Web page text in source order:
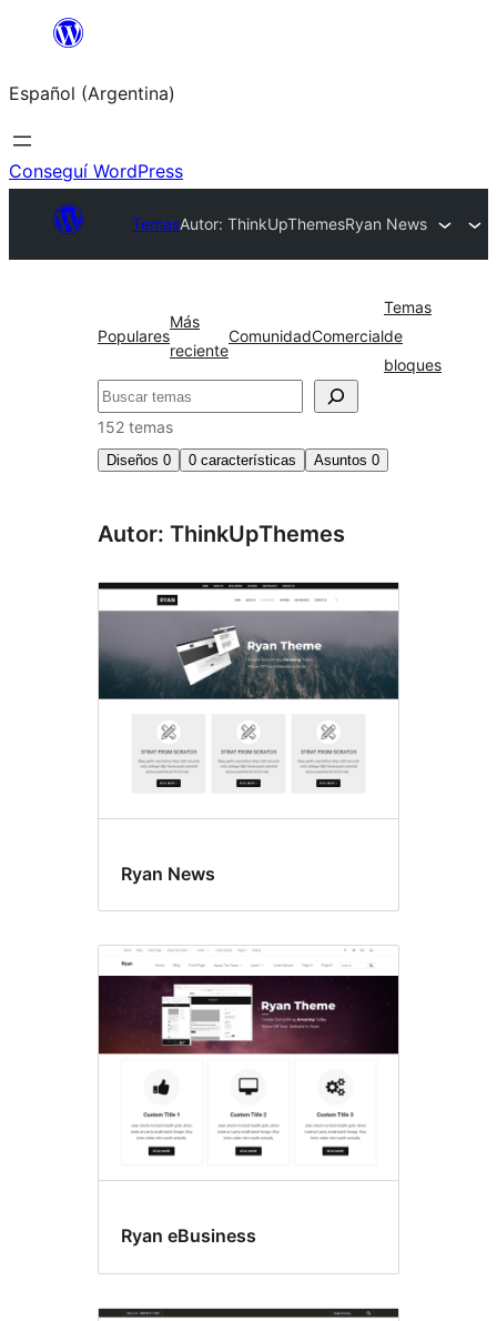
Saltar
contenido
Español (Argentina)
Conseguí WordPress
TemasAutor: ThinkUpThemesRyan News
Populares
Más
reciente
ComunidadComercial
Temas
de
bloques
Buscar
152 temas
Diseños 0 0 características Asuntos 0
Autor: ThinkUpThemes
Ryan News
Ryan eBusiness